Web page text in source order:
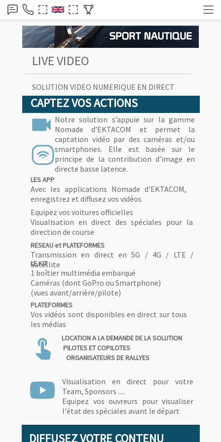
LIVE VIDEO
SOLUTION VIDEO NUMERIQUE EN DIRECT
CAPTEZ VOS ACTIONS
Notre solution s’appuie sur la gamme
Nomade d’EKTACOM et permet la
captation vidéo par des caméras et/ou
smartphones. Elle est basée sur le
principe de la contribution d’image en
directe basse latence.
LOCATION A LA DEMANDE DE LA SOLUTION
PILOTES ET COPILOTES
ORGANISATEURS DE RALLYES
Visualisation en direct pour votre
Team, Sponsors .....
Equipez vos ouvreurs pour visualiser
l'état des spéciales avant le départ
Equipez vos voitures officielles
Visualisation en direct des spéciales pour la
direction de course
LES APP
Avec les applications Nomade d'EKTACOM,
enregistrez et diffusez vos vidéos
LE KIT
1 boîtier multimédia embarqué
Caméras (dont GoPro ou Smartphone)
(vues avant/arrière/pilote)
videocam
touch_app
PLATEFORMES
Vos vidéos sont disponibles en direct sur tous
les médias
RESEAU et PLATEFORMES
Transmission en direct en 5G / 4G / LTE /
Satellite
DIFFUSEZ VOTRE CONTENU